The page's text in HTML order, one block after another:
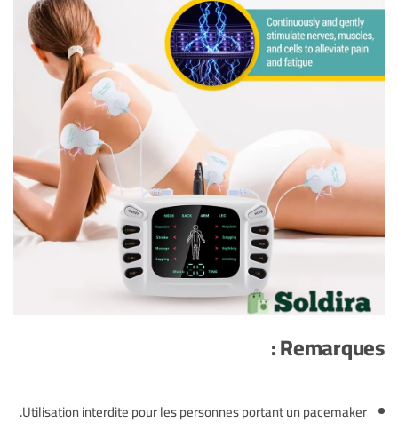
Remarques :
Utilisation interdite pour les personnes portant un pacemaker.